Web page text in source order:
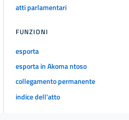
atti parlamentari
FUNZIONI
esporta
esporta in Akoma ntoso
collegamento permanente
indice dell'atto